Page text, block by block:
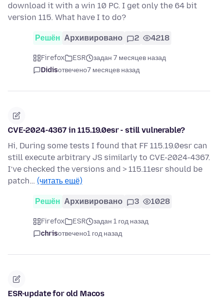
download it with a win 10 PC. I get only the 64 bit
version 115. What have I to do?
Решён Архивировано 2 4218
Firefox ESR
задан 7 месяцев назад
Didisотвечено7 месяцев назад
CVE-2024-4367 in 115.19.0esr - still vulnerable?
Hi, During some tests I found that FF 115.19.0esr can
still execute arbitrary JS similarly to CVE-2024-4367.
I’ve checked the versions and > 115.11esr should be
patch… (читать ещё)
Решён Архивировано 3 1028
Firefox ESR
задан 1 год назад
chrisотвечено1 год назад
ESR-update for old Macos